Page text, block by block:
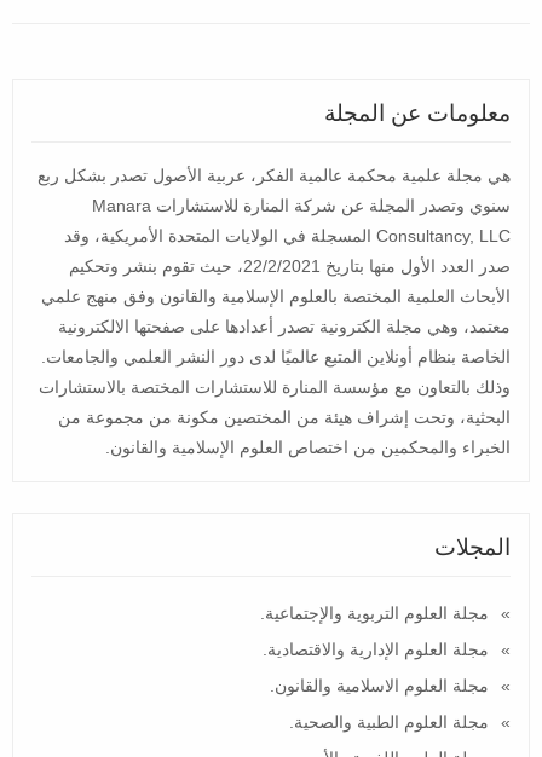
معلومات عن المجلة
هي مجلة علمية محكمة عالمية الفكر، عربية الأصول تصدر بشكل ربع
سنوي وتصدر المجلة عن شركة المنارة للاستشارات Manara
Consultancy, LLC المسجلة في الولايات المتحدة الأمريكية، وقد
صدر العدد الأول منها بتاريخ 22/2/2021، حيث تقوم بنشر وتحكيم
الأبحاث العلمية المختصة بالعلوم الإسلامية والقانون وفق منهج علمي
معتمد، وهي مجلة الكترونية تصدر أعدادها على صفحتها الالكترونية
الخاصة بنظام أونلاين المتبع عالميًا لدى دور النشر العلمي والجامعات.
وذلك بالتعاون مع مؤسسة المنارة للاستشارات المختصة بالاستشارات
البحثية، وتحت إشراف هيئة من المختصين مكونة من مجموعة من
الخبراء والمحكمين من اختصاص العلوم الإسلامية والقانون.
المجلات
مجلة العلوم التربوية والإجتماعية.
مجلة العلوم الإدارية والاقتصادية.
مجلة العلوم الاسلامية والقانون.
مجلة العلوم الطبية والصحية.